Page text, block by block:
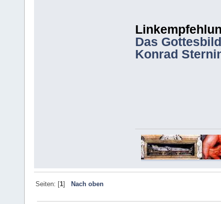
Das
Konrad
Seiten: [1] Nach oben